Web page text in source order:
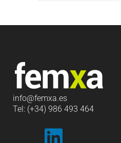
info@femxa.es
Tel: (+34) 986 493 464